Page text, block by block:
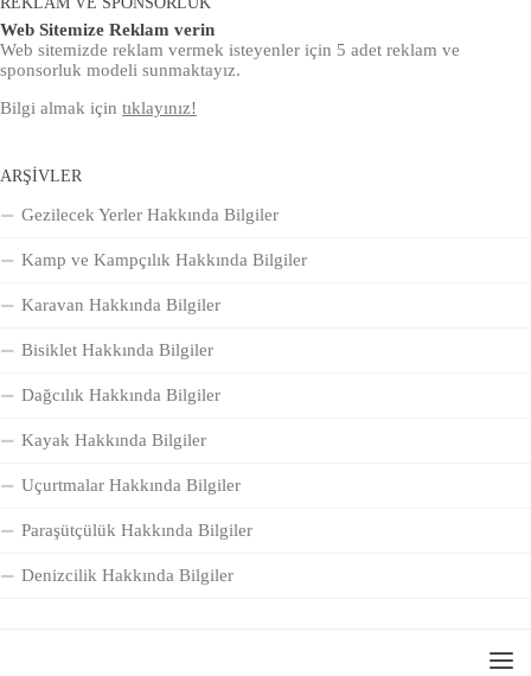
Web Sitemize Reklam verin
Web sitemizde reklam vermek isteyenler için 5 adet reklam ve
sponsorluk modeli sunmaktayız.
Bilgi almak için tıklayınız!
ARŞIVLER
Gezilecek Yerler Hakkında Bilgiler
Kamp ve Kampçılık Hakkında Bilgiler
Karavan Hakkında Bilgiler
Bisiklet Hakkında Bilgiler
Dağcılık Hakkında Bilgiler
Kayak Hakkında Bilgiler
Uçurtmalar Hakkında Bilgiler
Paraşütçülük Hakkında Bilgiler
Denizcilik Hakkında Bilgiler